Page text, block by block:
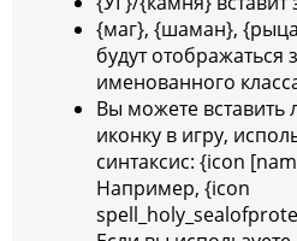
{маг}, {шаман},
будут отображаться
именованного
Вы можете вставить
иконку в игру,
синтаксис: {icon
Например, {icon